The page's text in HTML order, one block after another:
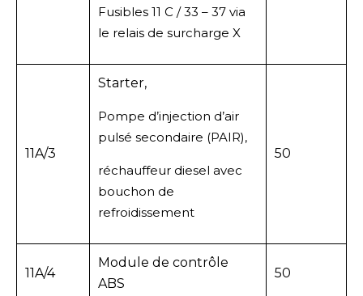
Fusibles 11 C / 33 – 37 via
le relais de surcharge X
11A/3
Starter,
Pompe d’injection d’air
pulsé secondaire (PAIR),
réchauffeur diesel avec
bouchon de
refroidissement
50
11A/4
Module de contrôle
ABS
50